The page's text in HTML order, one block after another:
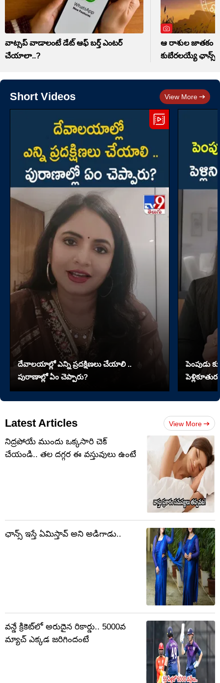
వాట్సప్ వాడాలంటే డేట్ ఆఫ్ బర్త్ ఎంటర్
చేయాలా..?
ఆ రాశుల జాతకం
కుబేరలయ్యే ఛాన్స్
Short Videos View More
దేవాలయాల్లో ఎన్ని ప్రదక్షిణలు చేయాలి ..
పురాణాల్లో ఏం చెప్పారు?
పెంపుడు
పెళ్లికూతురు
Latest Articles View More
నిద్రపోయే ముందు ఒక్కసారి చెక్
చేయండి.. తల దగ్గర ఈ వస్తువులు ఉంటే
ఛాన్స్ ఇస్తే ఏమిస్తావ్ అని అడిగాడు..
వన్డే క్రికెట్‌లో అరుదైన రికార్డు.. 5000వ
మ్యాచ్ ఎక్కడ జరిగిందంటే